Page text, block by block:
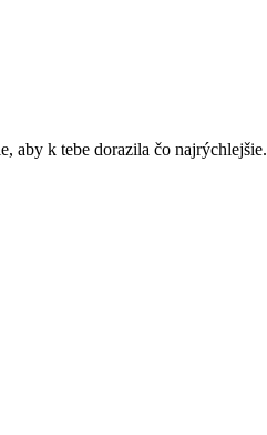
aby k tebe dorazila čo najrýchlejšie.